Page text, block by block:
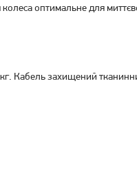
грн
оптимальне для
Кабель захищений